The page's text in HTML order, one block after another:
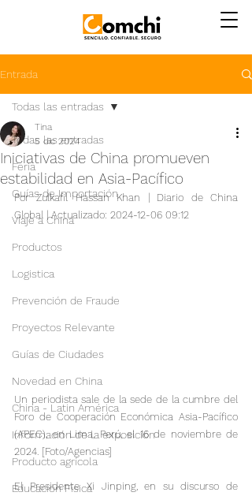
Entrada
Todas las entradas
Feria
Guías de Importación
Viaje a China
Productos
Logistica
Prevención de Fraude
Proyectos Relevante
Guías de Ciudades
Novedad en China
China - Latin América
Información de la exposición
Producto agrícola
Educación Física
Todas las entradas
Iniciativas de China promueven
estabilidad en Asia-Pacífico
Tina
5 dic 2024
Por Zulkafil Hassan Khan | Diario de China
Global | Actualizado: 2024-12-06 09:12
Un periodista sale de la sede de la cumbre del
Foro de Cooperación Económica Asia-Pacífico
(APEC), en Lima, Perú, el 16 de noviembre de
2024. [Foto/Agencias]
El Presidente Xi Jinping, en su discurso de